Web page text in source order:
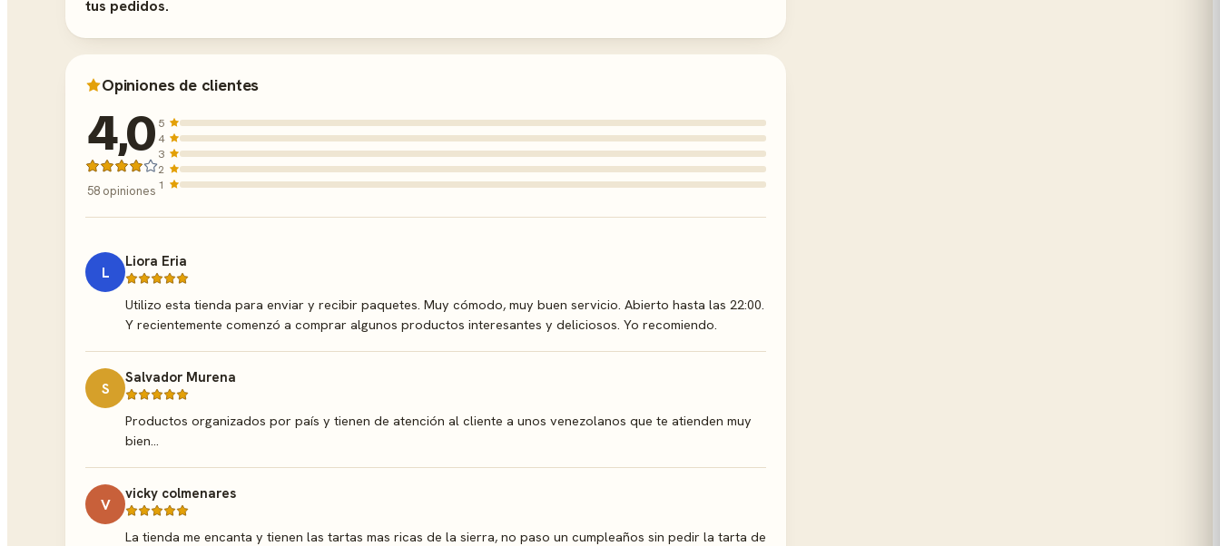
tus pedidos.
Opiniones de clientes
4,0
58 opiniones
5
4
3
2
1
L
Liora Eria
Utilizo esta tienda para enviar y recibir paquetes. Muy cómodo, muy buen servicio. Abierto hasta las 22:00.
Y recientemente comenzó a comprar algunos productos interesantes y deliciosos. Yo recomiendo.
S
Salvador Murena
Productos organizados por país y tienen de atención al cliente a unos venezolanos que te atienden muy
bien…
V
vicky colmenares
La tienda me encanta y tienen las tartas mas ricas de la sierra, no paso un cumpleaños sin pedir la tarta de